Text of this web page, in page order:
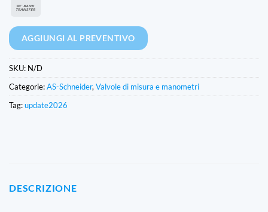
AGGIUNGI AL PREVENTIVO
SKU: N/D
Categorie:AS-Schneider,Valvole di misura e manometri
Tag:update2026
DESCRIZIONE